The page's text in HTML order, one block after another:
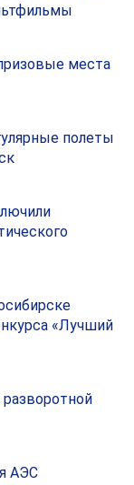
места
полеты
«Лучший
разворотной
АЭС